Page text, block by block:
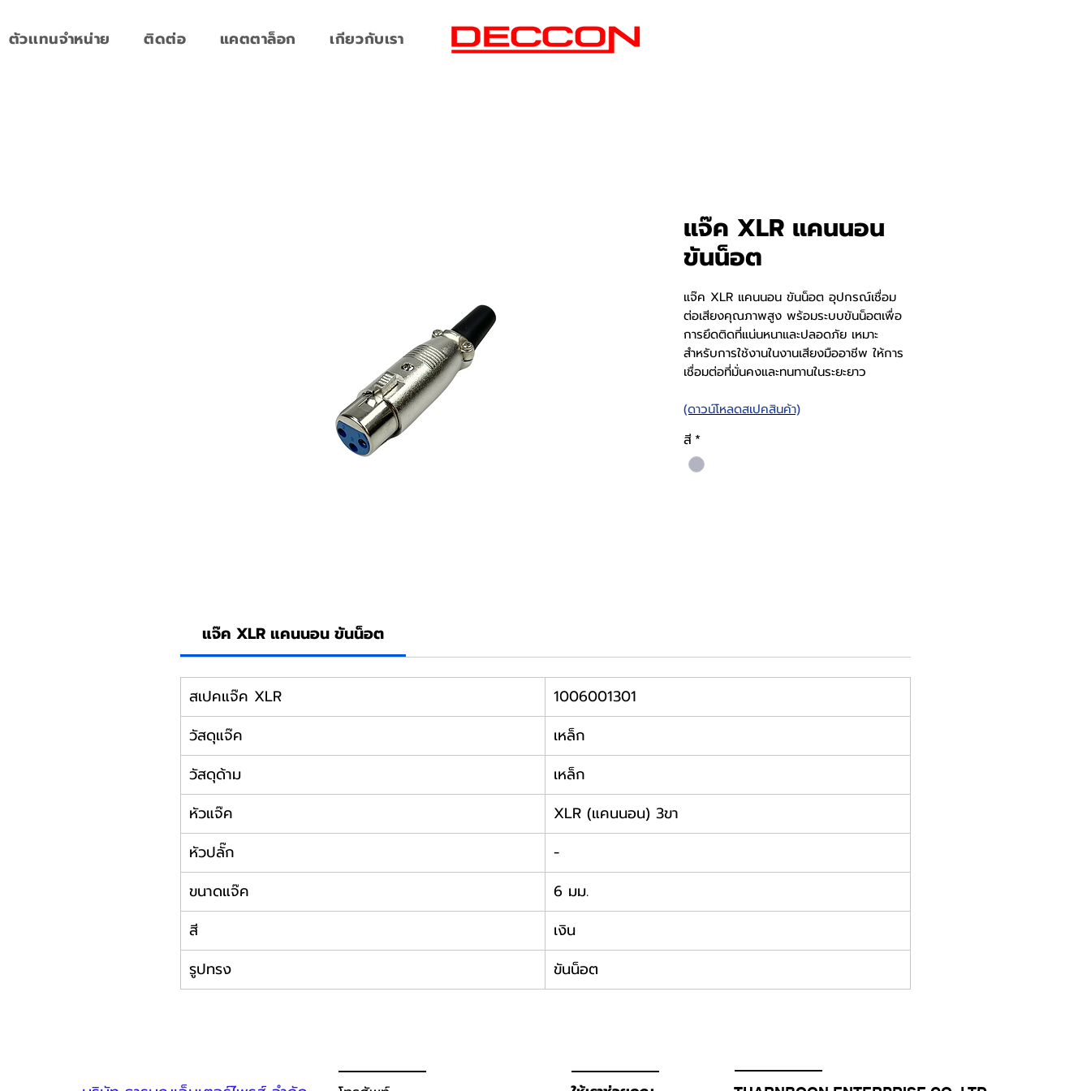
ตัวเเทนจำหน่าย ติดต่อ แคตตาล็อก เกียวกับเรา
แจ๊ค XLR แคนนอน
ขันน็อต
แจ๊ค XLR แคนนอน ขันน็อต อุปกรณ์เชื่อม
ต่อเสียงคุณภาพสูง พร้อมระบบขันน็อตเพื่อ
การยึดติดที่แน่นหนาและปลอดภัย เหมาะ
สำหรับการใช้งานในงานเสียงมืออาชีพ ให้การ
เชื่อมต่อที่มั่นคงและทนทานในระยะยาว
(ดาวน์โหลดสเปคสินค้า)
สี*
แจ๊ค XLR แคนนอน ขันน็อต
สเปคแจ๊ค XLR
1006001301
วัสดุแจ๊ค
เหล็ก
วัสดุด้าม
เหล็ก
หัวแจ๊ค
XLR (แคนนอน) 3ขา
หัวปลั๊ก
-
ขนาดแจ๊ค
6 มม.
สี
เงิน
รูปทรง
ขันน็อต